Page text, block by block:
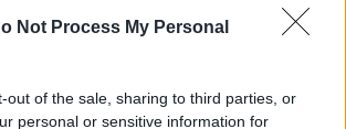
Not Process My Personal
out of the sale, sharing to third parties, or
personal or sensitive information for